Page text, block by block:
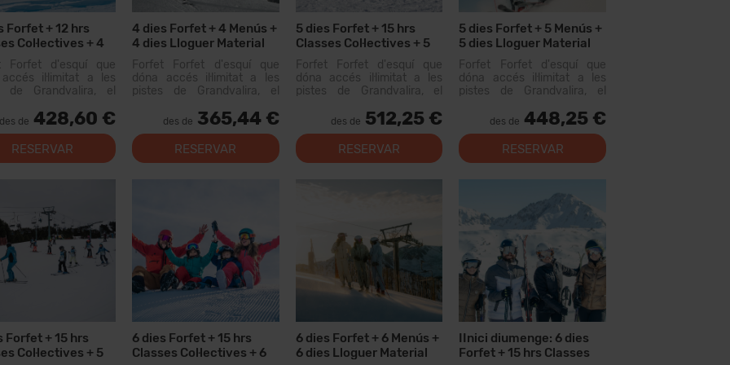
Forfet + 12 hrs
Col·lectives + 4
Forfet d'esquí que
il·limitat a les
de Grandvalira, el
Amb aquest
podràs recórrer més
km de pistes, amb
per a tots els nivells,
des de 428,60 €
RESERVAR
4 dies Forfet + 4 Menús +
4 dies Lloguer Material
Forfet Forfet d'esquí que
dóna accés il·limitat a les
pistes de Grandvalira, el
dels Pirineus. Amb aquest
forfet podràs recórrer més
de 200 km de pistes, amb
opcions per a tots els nivells,
des de 365,44 €
RESERVAR
5 dies Forfet + 15 hrs
Classes Col·lectives + 5
Menús
Forfet Forfet d'esquí que
dóna accés il·limitat a les
pistes de Grandvalira, el
dels Pirineus. Amb aquest
forfet podràs recórrer més
de 200 km de pistes, amb
opcions per a tots els nivells,
des de 512,25 €
RESERVAR
5 dies Forfet + 5 Menús +
5 dies Lloguer Material
Forfet Forfet d'esquí que
dóna accés il·limitat a les
pistes de Grandvalira, el
dels Pirineus. Amb aquest
forfet podràs recórrer més
de 200 km de pistes, amb
opcions per a tots els nivells,
des de 448,25 €
RESERVAR
Forfet + 15 hrs
Col·lectives + 5
6 dies Forfet + 15 hrs
Classes Col·lectives + 6
6 dies Forfet + 6 Menús +
6 dies Lloguer Material
IInici diumenge: 6 dies
Forfet + 15 hrs Classes